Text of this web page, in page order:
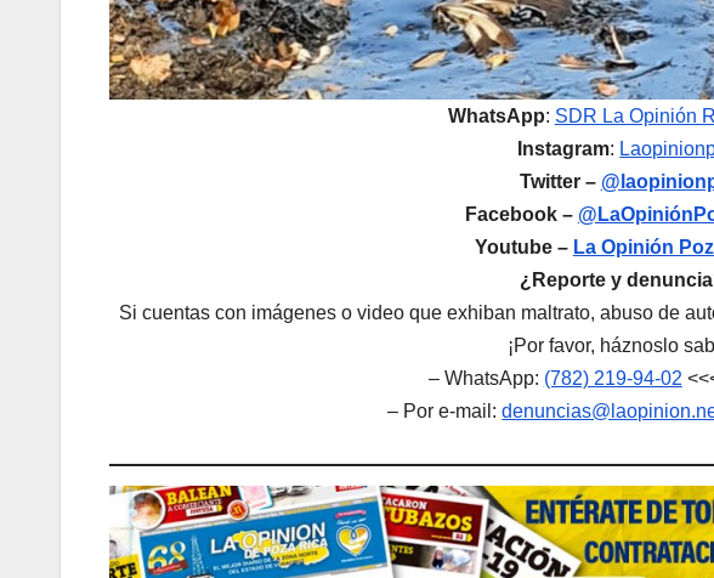
WhatsApp: SDR La Opinión
Instagram:
Twitter –
Facebook –
Youtube – La Opinión
¿Reporte y
Si cuentas con imágenes o video que exhiban maltrato, abuso de
¡Por favor, háznoslo
– WhatsApp: (782) 219-94-02
– Por e-mail: